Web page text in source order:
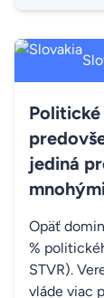
jediná
Opäť
%
STVR).
vláde viac